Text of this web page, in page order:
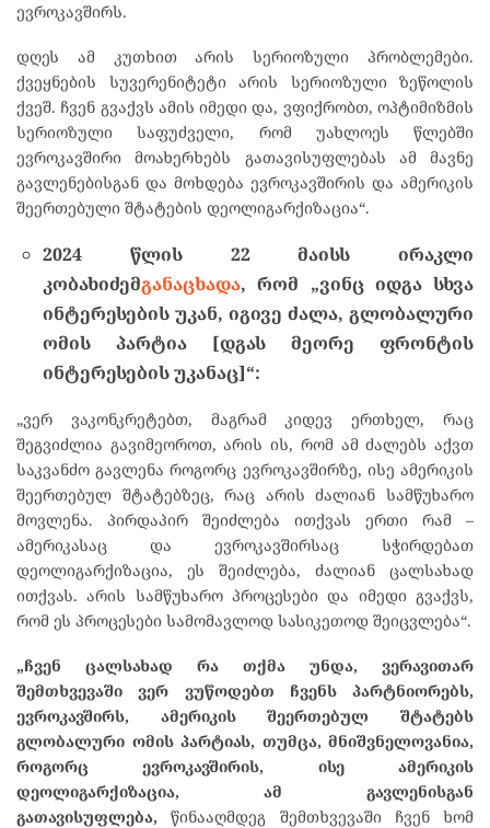
ევროკავშირს.
დღეს ამ კუთხით არის სერიოზული პრობლემები.
ქვეყნების სუვერენიტეტი არის სერიოზული ზეწოლის
ქვეშ. ჩვენ გვაქვს ამის იმედი და, ვფიქრობთ, ოპტიმიზმის
სერიოზული საფუძველი, რომ უახლოეს წლებში
ევროკავშირი მოახერხებს გათავისუფლებას ამ მავნე
გავლენებისგან და მოხდება ევროკავშირის და ამერიკის
შეერთებული შტატების დეოლიგარქიზაცია“.
2024 წლის22მაისს
ირაკლი
კობახიძემგანაცხადა,რომ „ვინც იდგა სხვა
ინტერესების უკან, იგივე ძალა, გლობალური
ომის
პარტია [დგას მეორე
ფრონტის
ინტერესებისუკანაც]“:
„ვერ ვაკონკრეტებთ, მაგრამ კიდევ ერთხელ, რაც
შეგვიძლია გავიმეოროთ, არის ის, რომ ამ ძალებს აქვთ
საკვანძო გავლენა როგორც ევროკავშირზე, ისე ამერიკის
შეერთებულ შტატებზეც, რაც არის ძალიან სამწუხარო
მოვლენა. პირდაპირ შეიძლება ითქვას ერთი რამ –
ამერიკასაც და ევროკავშირსაც სჭირდებათ
დეოლიგარქიზაცია, ეს შეიძლება, ძალიან ცალსახად
ითქვას. არის სამწუხარო პროცესები და იმედი გვაქვს,
რომ ეს პროცესები სამომავლოდ სასიკეთოდ შეიცვლება“.
„ჩვენ ცალსახად რა თქმა უნდა, ვერავითარ
შემთხვევაში
ვერ ვუწოდებთ ჩვენს პარტნიორებს,
ევროკავშირს, ამერიკის შეერთებულ
შტატებს
გლობალური ომის პარტიას, თუმცა, მნიშვნელოვანია,
როგორც
ევროკავშირის, ისე
ამერიკის
დეოლიგარქიზაცია, ამ
გავლენისგან
გათავისუფლება, წინააღმდეგ შემთხვევაში ჩვენ ხომ